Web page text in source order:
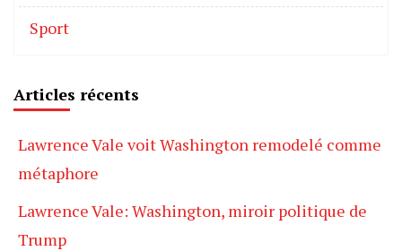
Sport
Articles récents
Lawrence Vale voit Washington remodelé comme
métaphore
Lawrence Vale: Washington, miroir politique de
Trump